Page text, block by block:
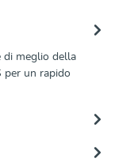
di meglio della
per un rapido